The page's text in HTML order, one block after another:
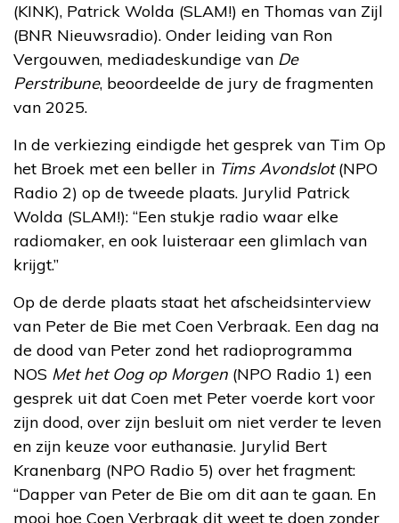
(KINK), Patrick Wolda (SLAM!) en Thomas van Zijl
(BNR Nieuwsradio). Onder leiding van Ron
Vergouwen, mediadeskundige van De
Perstribune, beoordeelde de jury de fragmenten
van 2025.
In de verkiezing eindigde het gesprek van Tim Op
het Broek met een beller in Tims Avondslot(NPO
Radio 2) op de tweede plaats. Jurylid Patrick
Wolda (SLAM!): “Een stukje radio waar elke
radiomaker, en ook luisteraar een glimlach van
krijgt.”
Op de derde plaats staat het afscheidsinterview
van Peter de Bie met Coen Verbraak. Een dag na
de dood van Peter zond het radioprogramma
NOS Met het Oog op Morgen (NPO Radio 1) een
gesprek uit dat Coen met Peter voerde kort voor
zijn dood, over zijn besluit om niet verder te leven
en zijn keuze voor euthanasie. Jurylid Bert
Kranenbarg (NPO Radio 5) over het fragment:
“Dapper van Peter de Bie om dit aan te gaan. En
mooi hoe Coen Verbraak dit weet te doen zonder